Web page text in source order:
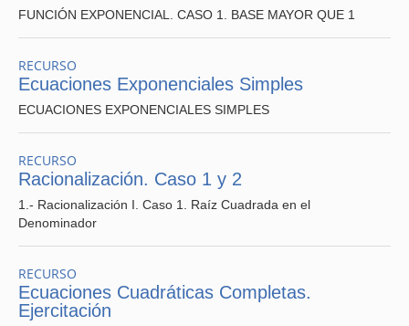
FUNCIÓN EXPONENCIAL. CASO 1. BASE MAYOR QUE 1
RECURSO
Ecuaciones Exponenciales Simples
ECUACIONES EXPONENCIALES SIMPLES
RECURSO
Racionalización. Caso 1 y 2
1.- Racionalización I. Caso 1. Raíz Cuadrada en el
Denominador
RECURSO
Ecuaciones Cuadráticas Completas.
Ejercitación